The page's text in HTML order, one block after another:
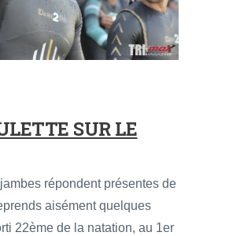
SUR LE
répondent présentes de
aisément quelques
22ème de la natation, au 1er